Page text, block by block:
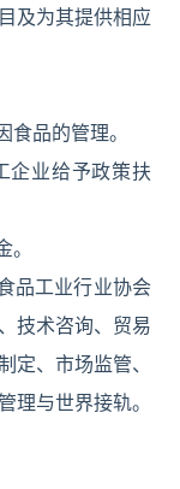
及为其提供相应
品的管理。
企业给予政策扶
品工业行业协会
技术咨询、贸易
定、市场监管、
理与世界接轨。